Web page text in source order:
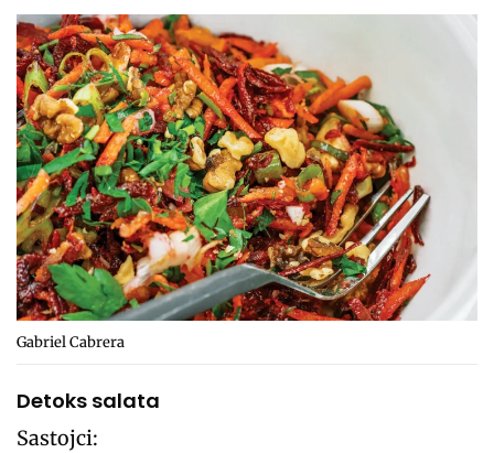
Gabriel Cabrera
Detoks salata
Sastojci: